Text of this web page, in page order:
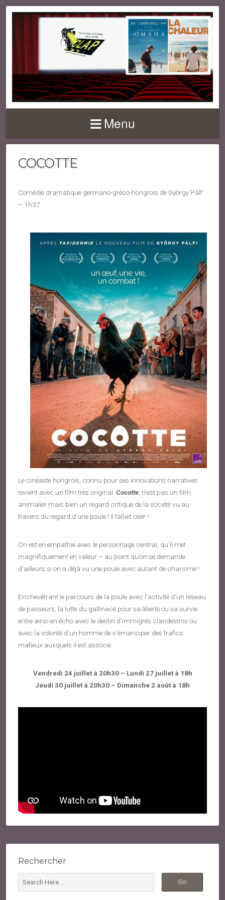
Menu
COCOTTE
Comédie dramatique germano-gréco-hongrois de György Pálf
– 1h37
Le cinéaste hongrois, connu pour ses innovations narratives
revient avec un film très original. Cocotte, n’est pas un film
animalier mais bien un regard critique de la société vu au
travers du regard d’une poule ! Il fallait oser !
On est en empathie avec le personnage central, qu’il met
magnifiquement en valeur – au point qu’on se demande
d’ailleurs si on a déjà vu une poule avec autant de charisme !
Enchevêtrant le parcours de la poule avec l’activité d’un réseau
de passeurs, la lutte du gallinacé pour sa liberté ou sa survie
entre ainsi en écho avec le destin d’immigrés clandestins ou
avec la volonté d’un homme de s’émanciper des trafics
mafieux auxquels il est associé.
Vendredi 24 juillet à 20h30 – Lundi 27 juillet à 18h
Jeudi 30 juillet à 20h30 – Dimanche 2 août à 18h
Rechercher